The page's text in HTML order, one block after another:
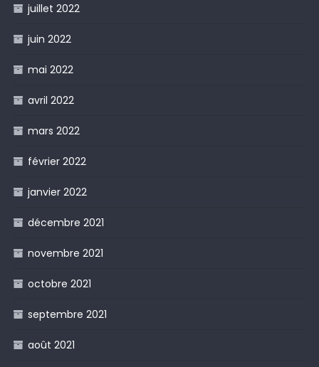
juillet 2022
juin 2022
mai 2022
avril 2022
mars 2022
février 2022
janvier 2022
décembre 2021
novembre 2021
octobre 2021
septembre 2021
août 2021